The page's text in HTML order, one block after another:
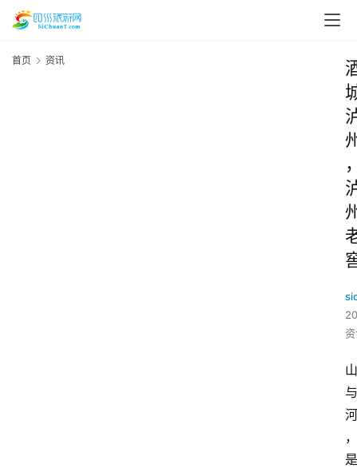
首页 资讯
山
与
河
，
是